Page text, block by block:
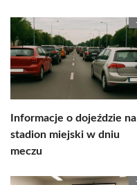
Informacje o dojeździe na
stadion miejski w dniu
meczu